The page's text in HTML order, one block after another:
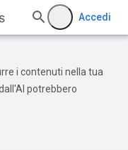
Accedi
i contenuti nella tua
potrebbero